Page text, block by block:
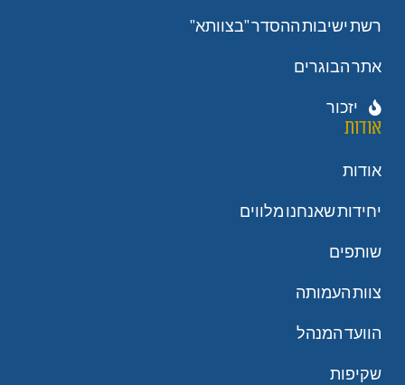
רשת ישיבות ההסדר "בצוותא"
אתר הבוגרים
יזכור
אודות
אודות
יחידות שאנחנו מלווים
שותפים
צוות העמותה
הוועד המנהל
שקיפות